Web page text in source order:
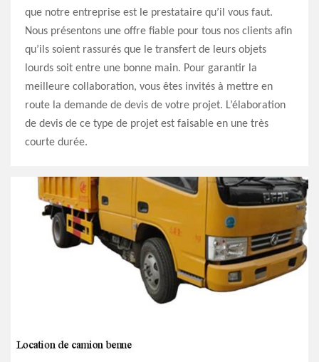
que notre entreprise est le prestataire qu’il vous faut.
Nous présentons une offre fiable pour tous nos clients afin
qu’ils soient rassurés que le transfert de leurs objets
lourds soit entre une bonne main. Pour garantir la
meilleure collaboration, vous êtes invités à mettre en
route la demande de devis de votre projet. L’élaboration
de devis de ce type de projet est faisable en une très
courte durée.